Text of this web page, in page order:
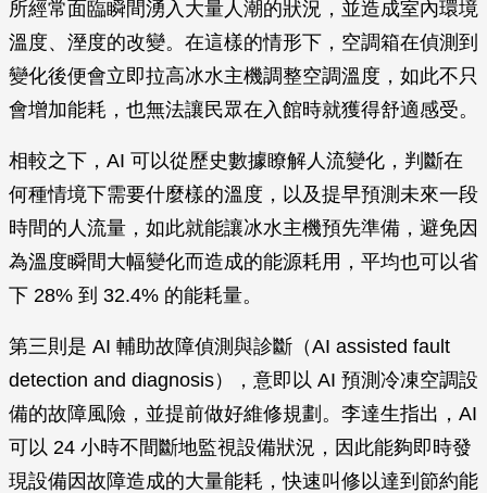
所經常面臨瞬間湧入大量人潮的狀況，並造成室內環境
溫度、溼度的改變。在這樣的情形下，空調箱在偵測到
變化後便會立即拉高冰水主機調整空調溫度，如此不只
會增加能耗，也無法讓民眾在入館時就獲得舒適感受。
相較之下，AI 可以從歷史數據瞭解人流變化，判斷在
何種情境下需要什麼樣的溫度，以及提早預測未來一段
時間的人流量，如此就能讓冰水主機預先準備，避免因
為溫度瞬間大幅變化而造成的能源耗用，平均也可以省
下 28% 到 32.4% 的能耗量。
第三則是 AI 輔助故障偵測與診斷（AI assisted fault
detection and diagnosis），意即以 AI 預測冷凍空調設
備的故障風險，並提前做好維修規劃。李達生指出，AI
可以 24 小時不間斷地監視設備狀況，因此能夠即時發
現設備因故障造成的大量能耗，快速叫修以達到節約能